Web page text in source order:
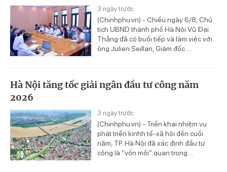
3 ngày trước
(Chinhphu.vn) - Chiều ngày 6/8, Chủ
tịch UBND thành phố Hà Nội Vũ Đại
Thắng đã có buổi tiếp và làm việc với
ông Julien Seillan, Giám đốc ...
Hà Nội tăng tốc giải ngân đầu tư công năm
2026
3 ngày trước
(Chinhphu.vn) - Triển khai nhiệm vụ
phát triển kinhh tế-xã hội đến cuối
năm, TP. Hà Nội đã xác định đầu tư
công là "vốn mồi" quan trọng ...